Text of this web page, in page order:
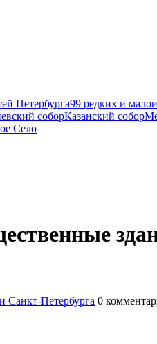
Петербурга99 редких и
соборКазанский собор
Село
Санкт-Петербурга 0